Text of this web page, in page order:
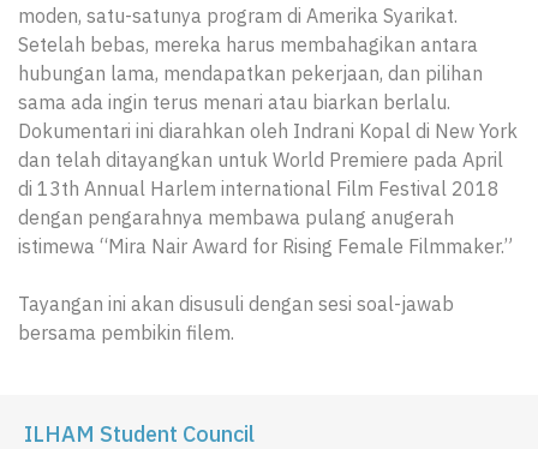
moden, satu-satunya program di Amerika Syarikat.
Setelah bebas, mereka harus membahagikan antara
hubungan lama, mendapatkan pekerjaan, dan pilihan
sama ada ingin terus menari atau biarkan berlalu.
Dokumentari ini diarahkan oleh Indrani Kopal di New York
dan telah ditayangkan untuk World Premiere pada April
di 13th Annual Harlem international Film Festival 2018
dengan pengarahnya membawa pulang anugerah
istimewa “Mira Nair Award for Rising Female Filmmaker.”
Tayangan ini akan disusuli dengan sesi soal-jawab
bersama pembikin filem.
ILHAM Student Council